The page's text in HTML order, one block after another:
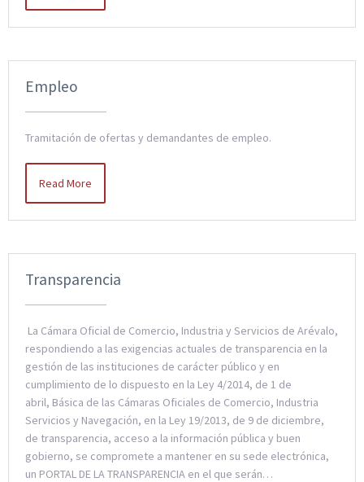
Empleo
Tramitación de ofertas y demandantes de empleo.
Read More
Transparencia
La Cámara Oficial de Comercio, Industria y Servicios de Arévalo,
respondiendo a las exigencias actuales de transparencia en la
gestión de las instituciones de carácter público y en
cumplimiento de lo dispuesto en la Ley 4/2014, de 1 de
abril, Básica de las Cámaras Oficiales de Comercio, Industria
Servicios y Navegación, en la Ley 19/2013, de 9 de diciembre,
de transparencia, acceso a la información pública y buen
gobierno, se compromete a mantener en su sede electrónica,
un PORTAL DE LA TRANSPARENCIA en el que serán…